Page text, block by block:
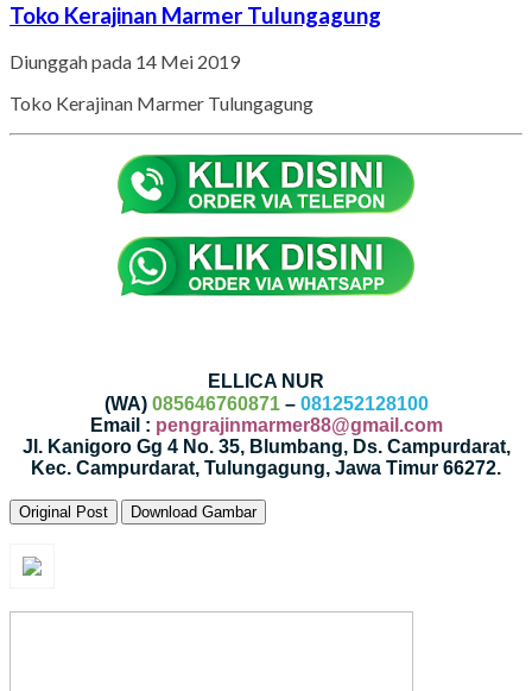
Toko Kerajinan Marmer Tulungagung
Diunggah pada 14 Mei 2019
Toko Kerajinan Marmer Tulungagung
ELLICA NUR
(WA) 085646760871– 081252128100
Email : pengrajinmarmer88@gmail.com
Jl. Kanigoro Gg 4 No. 35, Blumbang, Ds. Campurdarat,
Kec. Campurdarat, Tulungagung, Jawa Timur 66272.
Original Post Download Gambar